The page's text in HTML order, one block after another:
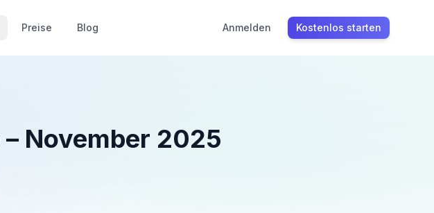
Preise Blog Anmelden Kostenlos starten
– November 2025